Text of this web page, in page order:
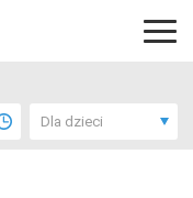
Dla dzieci